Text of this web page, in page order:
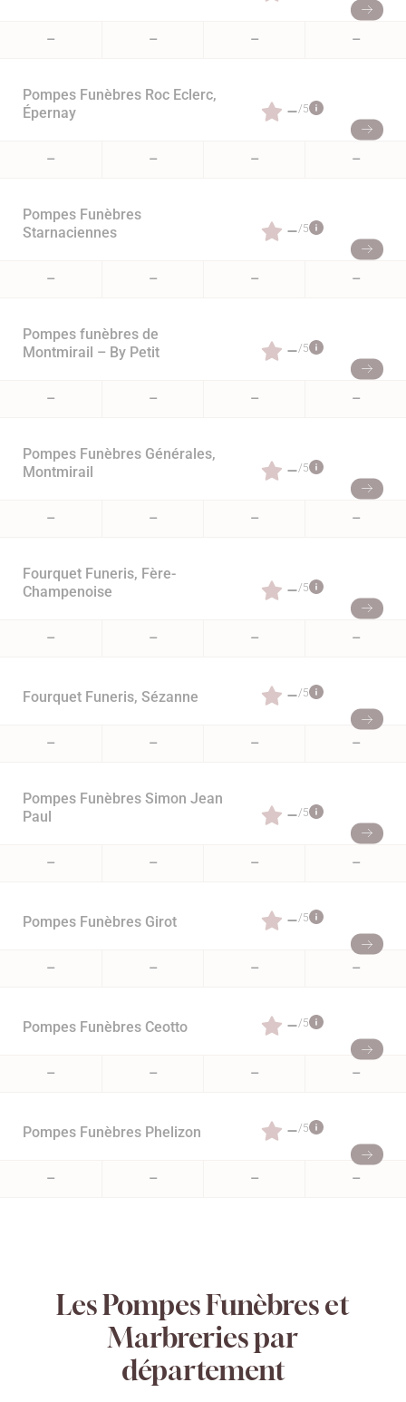
– – – –
Pompes Funèbres Roc Eclerc,
Épernay
–/5
– – – –
Pompes Funèbres
Starnaciennes
–/5
– – – –
Pompes funèbres de
Montmirail – By Petit
–/5
– – – –
Pompes Funèbres Générales,
Montmirail
–/5
– – – –
Fourquet Funeris, Fère-
Champenoise
–/5
– – – –
Fourquet Funeris, Sézanne –/5
– – – –
Pompes Funèbres Simon Jean
Paul
–/5
– – – –
Pompes Funèbres Girot –/5
– – – –
Pompes Funèbres Ceotto –/5
– – – –
Pompes Funèbres Phelizon –/5
– – – –
Les Pompes Funèbres et
Marbreries par
département